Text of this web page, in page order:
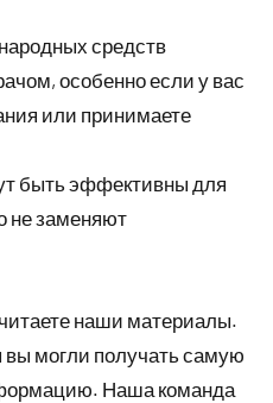
средств
особенно если у вас
или принимаете
быть эффективны для
не заменяют
наши материалы.
могли получать самую
Наша команда